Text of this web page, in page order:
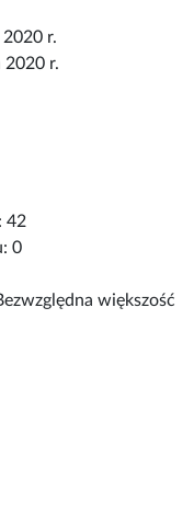
r.
2020 r.
42
0
większość